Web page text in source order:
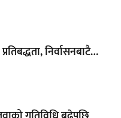
निर्वासनबाटै…